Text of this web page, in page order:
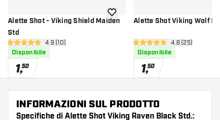
Alette Shot - Viking Shield Maiden
Std
apri pannello recensioni
4.9 stelle di valutazione
4.9 (10)
Disponibile
1,50
aggiungi alla lista dei desideri
Alette Shot Viking Wolf
apri pannello
4.8 stelle di valutazione
4.8 (25)
Disponibile
1,50
INFORMAZIONI SUL PRODOTTO
Specifiche di Alette Shot Viking Raven Black Std.: